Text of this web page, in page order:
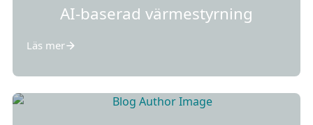
AI-baserad värmestyrning
Läs mer